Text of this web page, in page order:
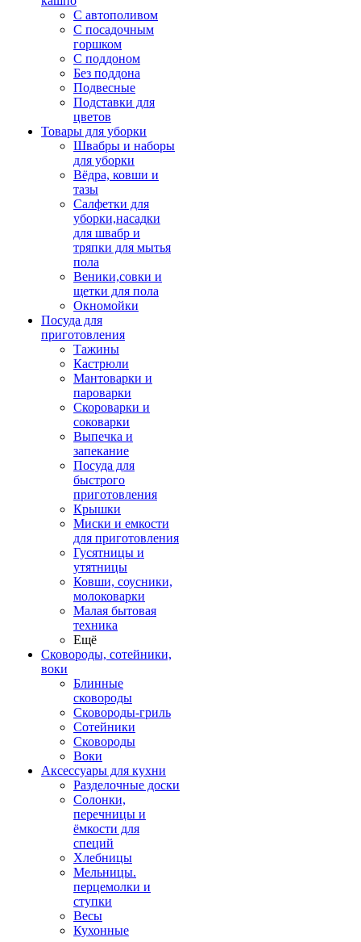
С автополивом
С посадочным
горшком
С поддоном
Без поддона
Подвесные
Подставки для
цветов
Товары для уборки
Швабры и наборы
для уборки
Вёдра, ковши и
тазы
Салфетки для
уборки,насадки
для швабр и
тряпки для мытья
пола
Веники,совки и
щетки для пола
Окномойки
Посуда для
приготовления
Тажины
Кастрюли
Мантоварки и
пароварки
Скороварки и
соковарки
Выпечка и
запекание
Посуда для
быстрого
приготовления
Крышки
Миски и емкости
для приготовления
Гусятницы и
утятницы
Ковши, соусники,
молоковарки
Малая бытовая
техника
Ещё
Сковороды, сотейники,
воки
Блинные
сковороды
Сковороды-гриль
Сотейники
Сковороды
Воки
Аксессуары для кухни
Разделочные доски
Солонки,
перечницы и
ёмкости для
специй
Хлебницы
Мельницы.
перцемолки и
ступки
Весы
Кухонные